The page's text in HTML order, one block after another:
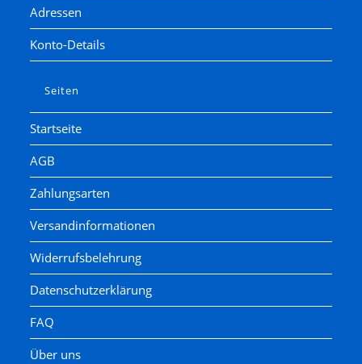
Adressen
Konto-Details
Seiten
Startseite
AGB
Zahlungsarten
Versandinformationen
Widerrufsbelehrung
Datenschutzerklärung
FAQ
Über uns